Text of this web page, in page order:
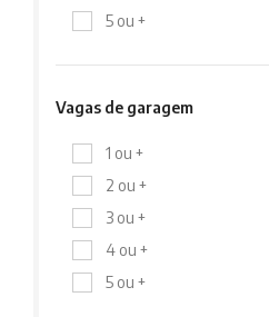
5 ou +
Vagas de garagem
1 ou +
2 ou +
3 ou +
4 ou +
5 ou +